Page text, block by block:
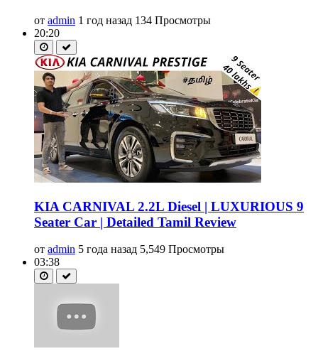
от admin 1 год назад 134 Просмотры
20:20
KIA CARNIVAL 2.2L Diesel | LUXURIOUS 9
Seater Car | Detailed Tamil Review
от admin 5 года назад 5,549 Просмотры
03:38